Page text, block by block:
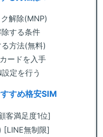
解除(MNP)
する条件
方法(無料)
ードを入手
定を行う
すめ格安SIM
客満足度1位]
[LINE無制限]